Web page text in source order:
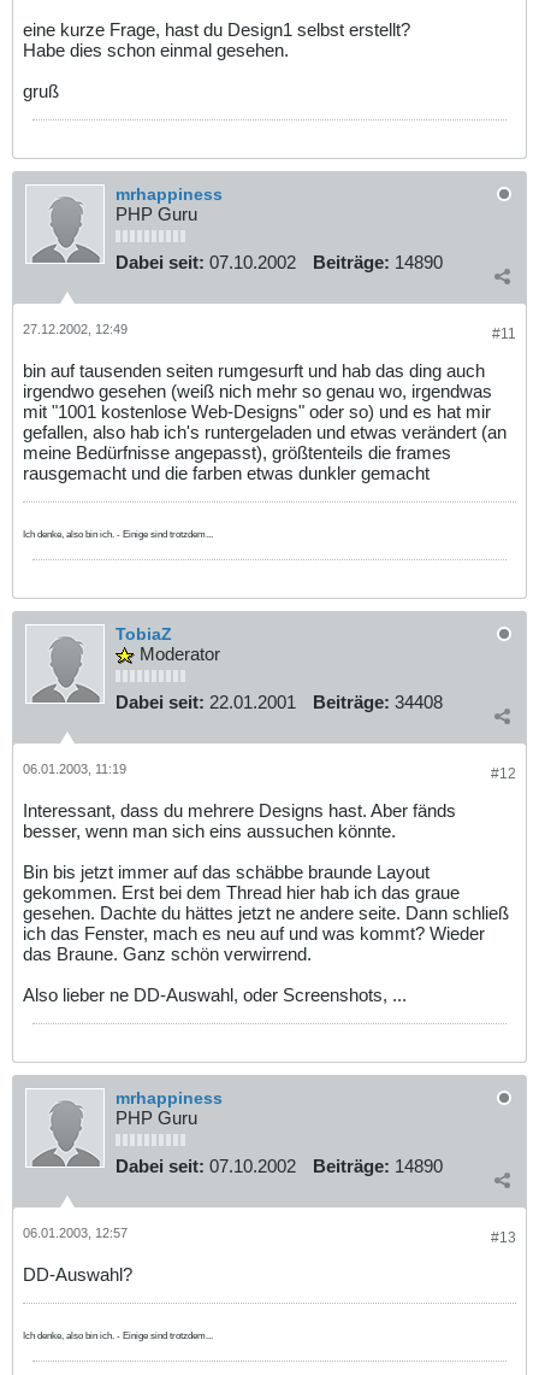
eine kurze Frage, hast du Design1 selbst erstellt?
Habe dies schon einmal gesehen.
gruß
mrhappiness
PHP Guru
Dabei seit: 07.10.2002 Beiträge: 14890
#11
27.12.2002, 12:49
bin auf tausenden seiten rumgesurft und hab das ding auch
irgendwo gesehen (weiß nich mehr so genau wo, irgendwas
mit "1001 kostenlose Web-Designs" oder so) und es hat mir
gefallen, also hab ich's runtergeladen und etwas verändert (an
meine Bedürfnisse angepasst), größtenteils die frames
rausgemacht und die farben etwas dunkler gemacht
Ich denke, also bin ich. - Einige sind trotzdem...
TobiaZ
Moderator
Dabei seit: 22.01.2001 Beiträge: 34408
#12
06.01.2003, 11:19
Interessant, dass du mehrere Designs hast. Aber fänds
besser, wenn man sich eins aussuchen könnte.
Bin bis jetzt immer auf das schäbbe braunde Layout
gekommen. Erst bei dem Thread hier hab ich das graue
gesehen. Dachte du hättes jetzt ne andere seite. Dann schließ
ich das Fenster, mach es neu auf und was kommt? Wieder
das Braune. Ganz schön verwirrend.
Also lieber ne DD-Auswahl, oder Screenshots, ...
mrhappiness
PHP Guru
Dabei seit: 07.10.2002 Beiträge: 14890
#13
06.01.2003, 12:57
DD-Auswahl?
Ich denke, also bin ich. - Einige sind trotzdem...